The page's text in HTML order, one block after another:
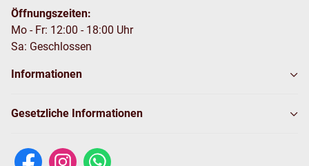
Öffnungszeiten:
Mo - Fr: 12:00 - 18:00 Uhr
Sa: Geschlossen
Informationen
Gesetzliche Informationen